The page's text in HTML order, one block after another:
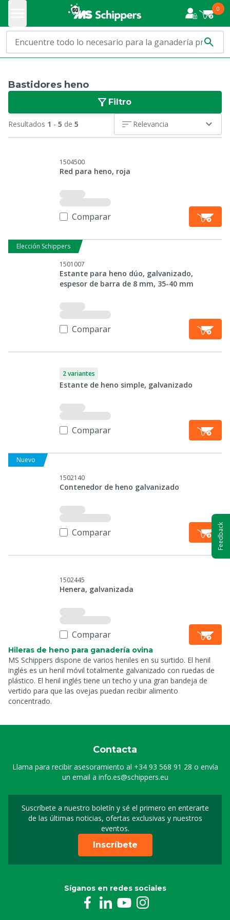
0
Bastidores heno
Filtro
Resultados 1 - 5 de 5 Relevancia
1504500
Red para heno, roja
Comparar
Elección Schippers
1501007
Estante para heno dúo, galvanizado,
espesor de barra de 8 mm, 35-40 mm
Comparar
2 variantes
Estante de heno simple, galvanizado
Comparar
Nuevo
1502140
Contenedor de heno galvanizado
Comparar
1502445
Henera, galvanizada
Comparar
Hileras de heno para ganadería ovina
MS Schippers dispone de varios heniles en su surtido. El henil
inglés es un henil móvil totalmente galvanizado con ruedas de
plástico. El henil inglés tiene un techo y una gran bandeja de
vertido para que las ovejas puedan recibir alimento
concentrado.
Contacta
Llama para recibir asesoramiento al +34 93 568 91 28 o envía
un email a info.es@schippers.eu
Suscríbete a nuestro boletín y sé el primero en enterarte
de las últimas noticias, ofertas exclusivas y nuestros
eventos.
Suscripción a nuestro
Inscríbete
Síganos en redes sociales
Feedback